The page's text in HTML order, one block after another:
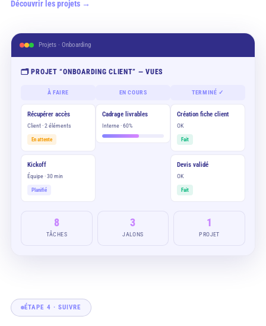
Découvrir les projets →
Projets · Onboarding
🗂️ PROJET “ONBOARDING CLIENT” — VUES
À FAIRE
Récupérer accès
Client · 2 éléments
En attente
Kickoff
Équipe · 30 min
Planifié
EN COURS
Cadrage livrables
Interne · 60%
TERMINÉ ✓
Création fiche client
OK
Fait
Devis validé
OK
Fait
8
TÂCHES
3
JALONS
1
PROJET
ÉTAPE 4 · SUIVRE